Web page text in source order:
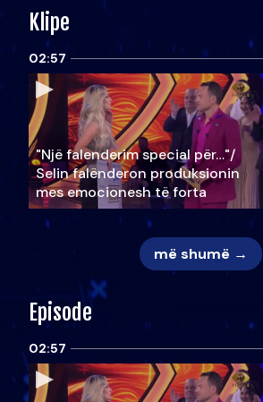
Klipe
02:57
"Një falenderim special për…"/
Selin falënderon produksionin
mes emocionesh të forta
më shumë →
Episode
02:57